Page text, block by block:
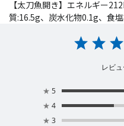
【太刀魚開き】エネルギー
質:16.5g、炭水化物0.1g、食
レビ
★ 5
★ 4
★ 3